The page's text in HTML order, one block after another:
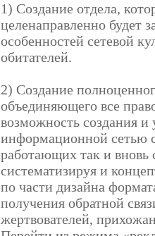
1) Создание отдела,
целенаправленно будет
особенностей сетевой
обитателей.
2) Создание
объединяющего все
возможность создания и
информационной сетью
работающих так и вновь
систематизируя и
по части дизайна
получения обратной
жертвователей,